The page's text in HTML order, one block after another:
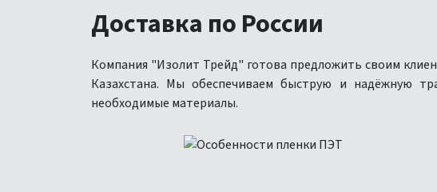
Доставка по России
Компания "Изолит Трейд" готова предложить своим
Казахстана. Мы обеспечиваем быструю и надёжную
необходимые материалы.